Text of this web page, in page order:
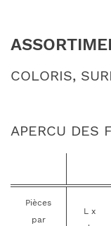
COLORIS,
APERCU DES
Pièces
par
L x